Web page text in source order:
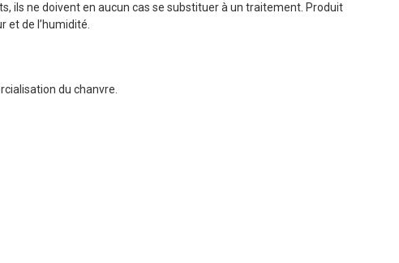
ils ne doivent en aucun cas se substituer à un traitement. Produit
et de l’humidité.
du chanvre.